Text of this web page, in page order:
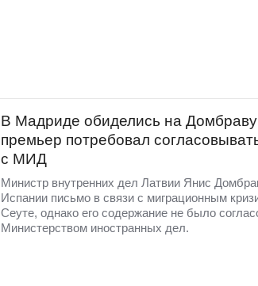
В Мадриде обиделись на
премьер потребовал
с МИД
Министр внутренних дел Латвии Янис
Испании письмо в связи с миграционным
Сеуте, однако его содержание не было
Министерством иностранных дел.